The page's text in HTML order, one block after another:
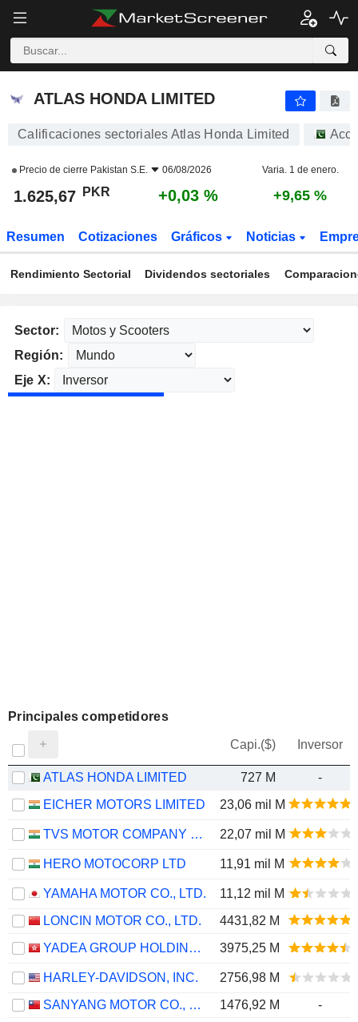
ATLAS HONDA LIMITED
ATLAS HONDA LIMITED
Calificaciones sectoriales Atlas Honda Limited
Precio de cierre Pakistan S.E. 06/08/2026 Varia. 1 de enero.
1.625,67 PKR +0,03 % +9,65 %
Resumen Cotizaciones Gráficos Noticias
Rendimiento Sectorial Dividendos sectoriales
Sector:
Región:
Eje X:
Principales competidores
Capi.($) Inversor
ATLAS HONDA LIMITED 727 M
-
EICHER MOTORS LIMITED
23,06 mil M
TVS MOTOR COMPANY LIMITED 22,07 mil M
HERO MOTOCORP LTD 11,91 mil M
YAMAHA MOTOR CO., LTD.
11,12 mil M
LONCIN MOTOR CO., LTD.
4431,82 M
YADEA GROUP HOLDINGS LTD.
3975,25 M
HARLEY-DAVIDSON, INC.
2756,98 M
SANYANG MOTOR CO., LTD.
1476,92 M
-